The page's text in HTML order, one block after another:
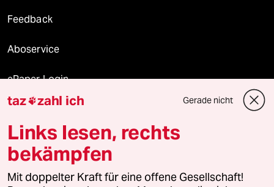
Feedback
Aboservice
ePaper Login
Downloads für Abonnierende
© 2026 taz Verlags und Vertriebs GmbH
Alle Rechte vorbehalten. Bei rechtlichen Fragen oder für Genehmigungen
taz zahl ich Gerade nicht
Links lesen, rechts
bekämpfen
Mit doppelter Kraft für eine offene Gesellschaft!